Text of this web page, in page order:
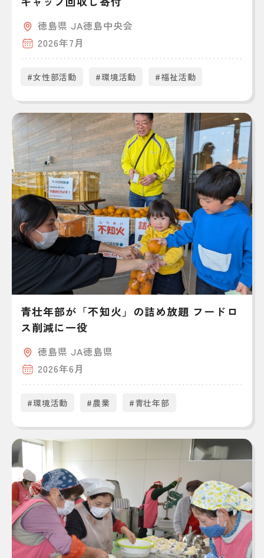
徳島県 JA徳島中央会
2026年7月
#女性部活動 #環境活動 #福祉活動
青壮年部が「不知火」の詰め放題 フードロ
ス削減に一役
徳島県 JA徳島県
2026年6月
#環境活動 #農業 #青壮年部